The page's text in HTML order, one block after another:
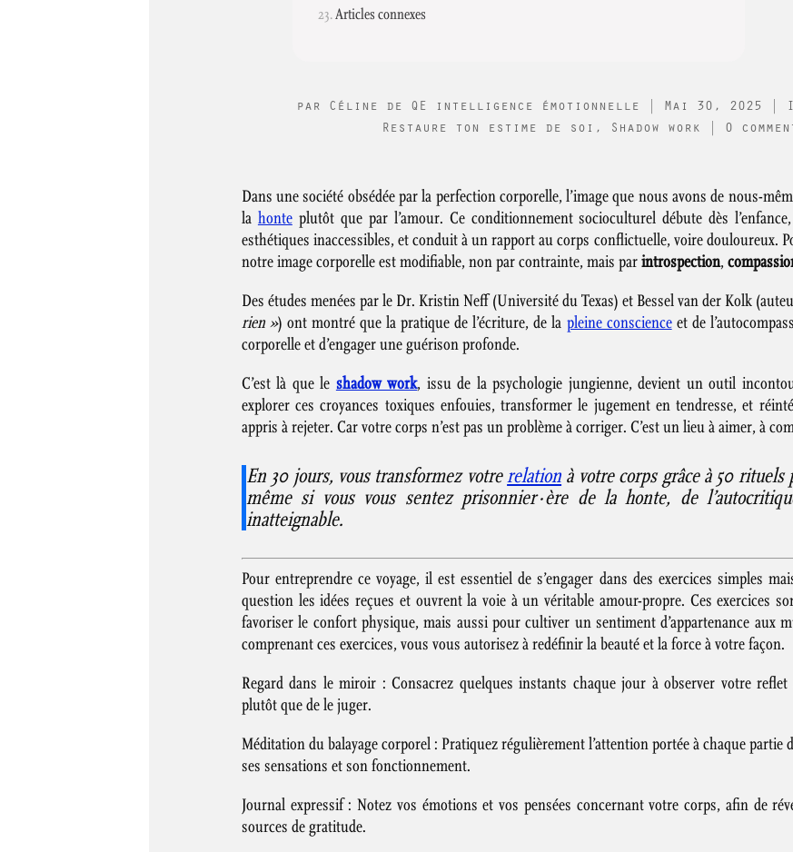
Articles connexes
par Céline de QE intelligence émotionnelle Mai 30, 2025
Restaure ton estime de soi , Shadow work 0
Dans une société obsédée par la perfection corporelle, l’image que nous avons de nous-
la honteplutôt que par l’amour. Ce conditionnement socioculturel débute dès
esthétiques inaccessibles, et conduit à un rapport au corps conflictuelle, voire douloureux.
notre image corporelle est modifiable, non par contrainte, mais parintrospection,
Des études menées par le Dr. Kristin Neff (Université du Texas) et Bessel van der Kolk
rien ») ont montré que la pratique de l’écriture, de la pleine conscienceet de
corporelle et d’engager une guérison profonde.
C’est là que le shadow work, issu de la psychologie jungienne, devient un outil
explorer ces croyances toxiques enfouies, transformer le jugement en tendresse, et
appris à rejeter. Car votre corps n’est pas un problème à corriger. C’est un lieu à aimer, à
En 30 jours, vous transformez votrerelation à votre corps grâce à 50 rituels
même si vous vous sentez prisonnier·ère de la honte, de
inatteignable.
Pour entreprendre ce voyage, il est essentiel de s’engager dans des exercices simples
question les idées reçues et ouvrent la voie à un véritable amour-propre. Ces exercices
favoriser le confort physique, mais aussi pour cultiver un sentiment d’appartenance aux
comprenant ces exercices, vous vous autorisez à redéfinir la beauté et la force à votre façon.
Regard dans le miroir : Consacrez quelques instants chaque jour à observer votre
plutôt que de le juger.
Méditation du balayage corporel : Pratiquez régulièrement l’attention portée à chaque partie
ses sensations et son fonctionnement.
Journal expressif : Notez vos émotions et vos pensées concernant votre corps, afin de
sources de gratitude.